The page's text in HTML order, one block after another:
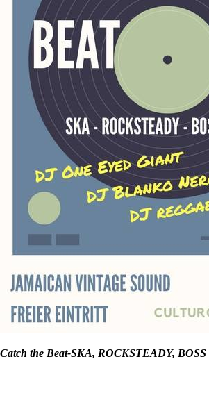
Catch the Beat-SKA, ROCKSTEADY,